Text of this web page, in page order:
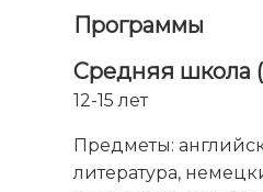
Программы
Средняя школа
12-15 лет
Предметы:
литература,